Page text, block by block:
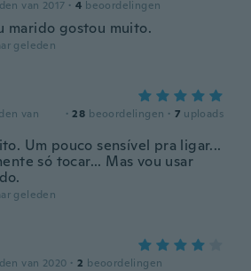
van 2017 · 4 beoordelingen
marido gostou muito.
geleden
van
· 28 beoordelingen · 7 uploads
Um pouco sensível pra ligar...
só tocar... Mas vou usar
geleden
van 2020 · 2 beoordelingen